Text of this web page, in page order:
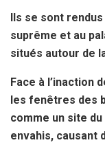
Ils se sont
suprême et au
situés autour de
Face à l’inaction
les fenêtres des
comme un site
envahis, causant